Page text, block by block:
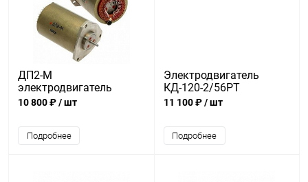
ДП2-М
электродвигатель
10 800 ₽/ шт
Подробнее
Электродвигатель
КД-120-2/56РТ
11 100 ₽/ шт
Подробнее